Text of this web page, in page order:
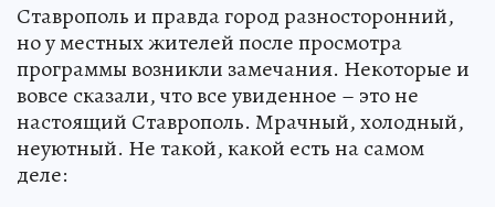
Ставрополь и правда город разносторонний,
но у местных жителей после просмотра
программы возникли замечания. Некоторые и
вовсе сказали, что все увиденное – это не
настоящий Ставрополь. Мрачный, холодный,
неуютный. Не такой, какой есть на самом
деле: